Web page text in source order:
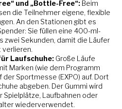
und „Bottle-Free“: Beim
die Teilnehmer eigene, flexible
An den Stationen gibt es
Sie füllen eine 400-ml-
zwei Sekunden, damit die Läufer
verlieren.
Laufschuhe: Große Läufe
Marken (wie dem Programm
der Sportmesse (EXPO) auf. Dort
abgeben. Der Gummi wird
Spielplätze, Laufbahnen oder
wiederverwendet.